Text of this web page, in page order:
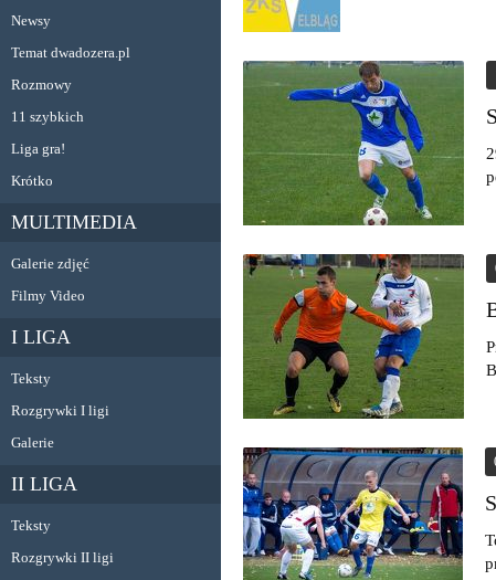
Newsy
Temat dwadozera.pl
Rozmowy
11 szybkich
Liga gra!
Krótko
MULTIMEDIA
Galerie zdjęć
Filmy Video
I LIGA
Teksty
Rozgrywki I ligi
Galerie
II LIGA
Teksty
Rozgrywki II ligi